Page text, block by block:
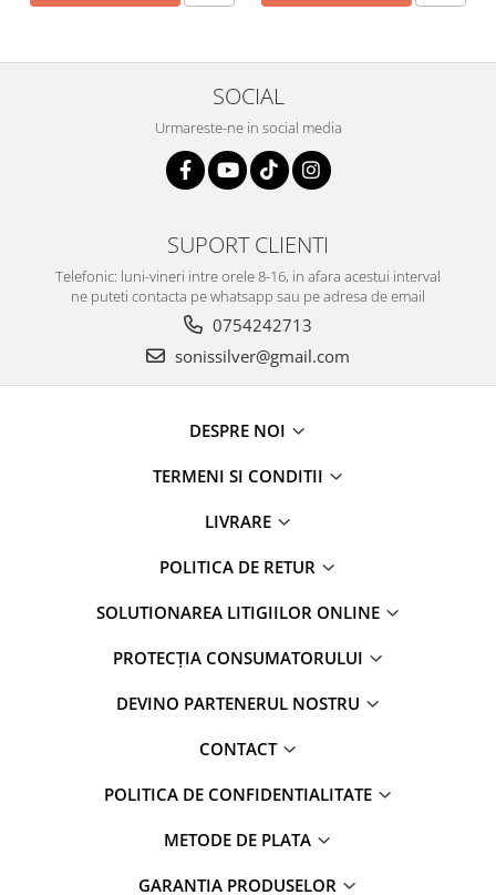
SOCIAL
Urmareste-ne in social media
SUPORT CLIENTI
Telefonic: luni-vineri intre orele 8-16, in afara acestui interval
ne puteti contacta pe whatsapp sau pe adresa de email
0754242713
sonissilver@gmail.com
DESPRE NOI
TERMENI SI CONDITII
LIVRARE
POLITICA DE RETUR
SOLUTIONAREA LITIGIILOR ONLINE
PROTECȚIA CONSUMATORULUI
DEVINO PARTENERUL NOSTRU
CONTACT
POLITICA DE CONFIDENTIALITATE
METODE DE PLATA
GARANTIA PRODUSELOR